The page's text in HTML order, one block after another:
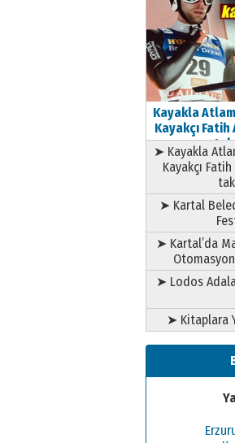
Kayakla
Kayakçı
➤ Kayakla
Kayakçı
➤ Kartal
➤ Kartal’da
➤ Lodos
➤ Kitaplara